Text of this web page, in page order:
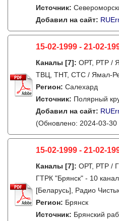
Источник:
Добавил на сайт:
15-02-1999 - 21-02-
Каналы [7]: ОРТ, РТР /
ТВЦ, ТНТ, СТС / Ямал-
Регион: Салехард
Источник: Полярный
Добавил на сайт:
(Обновлено: 2024-03-30
15-02-1999 - 21-02-
Каналы [7]: ОРТ, РТР /
ГТРК "Брянск" - 10
[Беларусь], Радио
Регион: Брянск
Источник: Брянский